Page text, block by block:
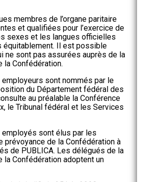
membres de l’organe paritaire
et qualifiées pour l’exercice de
sexes et les langues officielles
équitablement. Il est possible
ne sont pas assurées auprès de la
la Confédération.
sont nommés par le
du Département fédéral des
au préalable la Conférence
le Tribunal fédéral et les Services
sont élus par les
de la Confédération à
de PUBLICA. Les délégués de la
Confédération adoptent un